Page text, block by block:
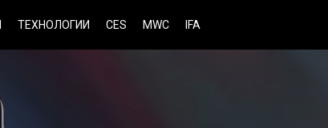
ТЕХНОЛОГИИ CES MWC IFA